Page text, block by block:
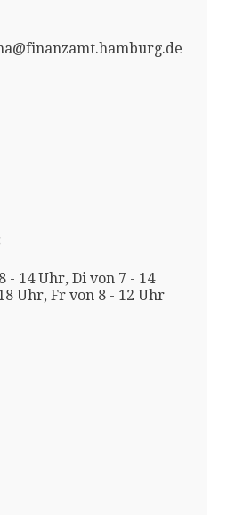
- 14 Uhr, Di von 7 - 14
Uhr, Fr von 8 - 12 Uhr